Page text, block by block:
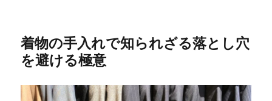
着物の手入れで知られざる落とし穴
を避ける極意